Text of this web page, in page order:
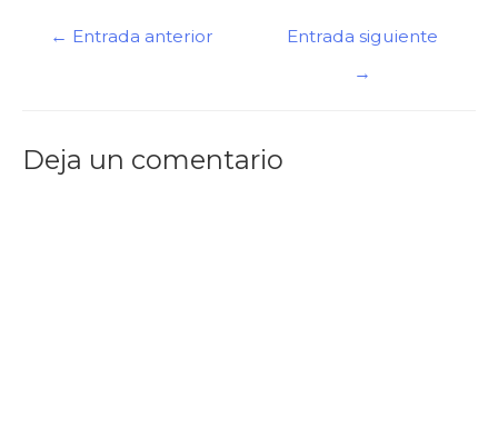
← Entrada anterior
Entrada siguiente
→
Deja un comentario